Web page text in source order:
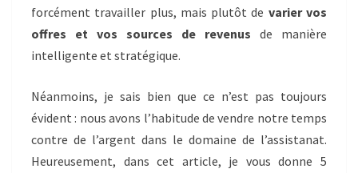
forcément travailler plus, mais plutôt de varier vos
offres et vos sources de revenus de manière
intelligente et stratégique.
Néanmoins, je sais bien que ce n’est pas toujours
évident : nous avons l’habitude de vendre notre temps
contre de l’argent dans le domaine de l’assistanat.
Heureusement, dans cet article, je vous donne 5